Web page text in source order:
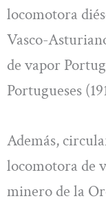
locomotora
Vasco-
de vapor
Portugueses
Además,
locomotora de
minero de la